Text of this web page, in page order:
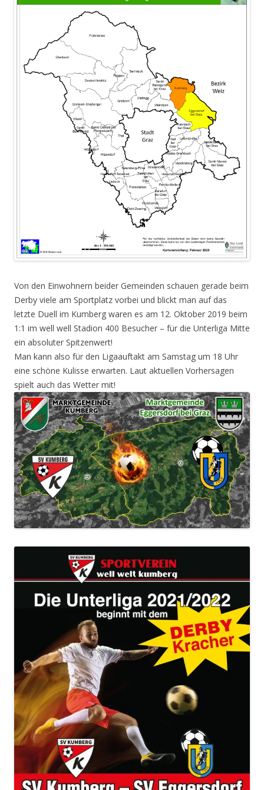
Von den Einwohnern beider Gemeinden schauen gerade beim
Derby viele am Sportplatz vorbei und blickt man auf das
letzte Duell im Kumberg waren es am 12. Oktober 2019 beim
1:1 im well well Stadion 400 Besucher – für die Unterliga Mitte
ein absoluter Spitzenwert!
Man kann also für den Ligaauftakt am Samstag um 18 Uhr
eine schöne Kulisse erwarten. Laut aktuellen Vorhersagen
spielt auch das Wetter mit!